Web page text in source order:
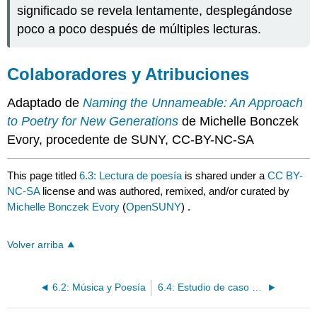
significado se revela lentamente, desplegándose
poco a poco después de múltiples lecturas.
Colaboradores y Atribuciones
Adaptado deNaming the Unnameable: An Approach
to Poetry for New Generations de Michelle Bonczek
Evory, procedente de SUNY, CC-BY-NC-SA
This page titled6.3: Lectura de poesía is shared under aCC BY-
NC-SA license and was authored, remixed, and/or curated by
Michelle Bonczek Evory (OpenSUNY) .
Volver arriba
6.2: Música y Poesía 6.4: Estudio de caso - Una lectura cercana de un poema